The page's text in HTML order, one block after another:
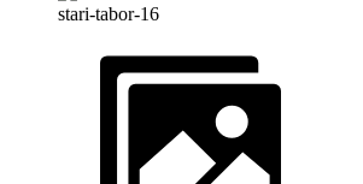
stari-tabor-16